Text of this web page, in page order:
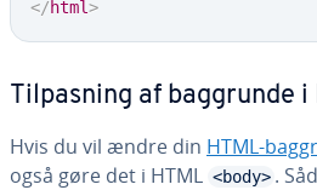
</html>
Til­pas­ning af baggrunde i
Hvis du vil ændre din HTML-
også gøre det i HTML <body> .